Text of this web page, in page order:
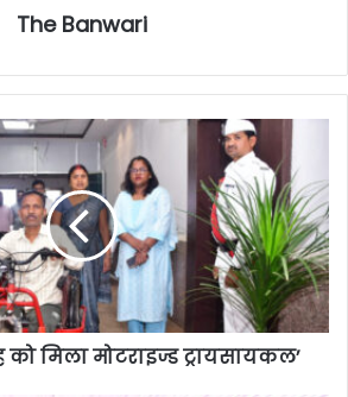
The Banwari
को मिला मोटराइज्ड ट्रायसायकल’